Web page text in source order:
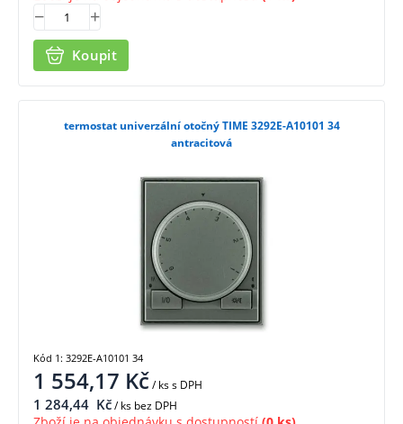
Koupit
termostat univerzální otočný TIME 3292E-A10101 34
antracitová
1 554,17 Kč/ kss DPH
1 284,44 Kč/ ks bez DPH
Kód 1: 3292E-A10101 34